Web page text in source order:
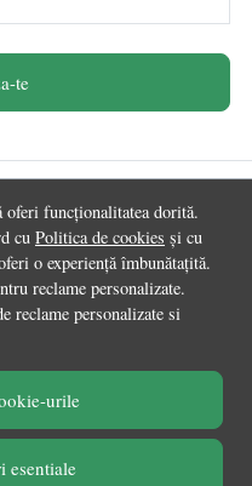
oferi funcționalitatea dorită.
cu Politica de cookies și cu
o experiență îmbunătațită.
reclame personalizate.
reclame personalizate si
urile
esentiale
te